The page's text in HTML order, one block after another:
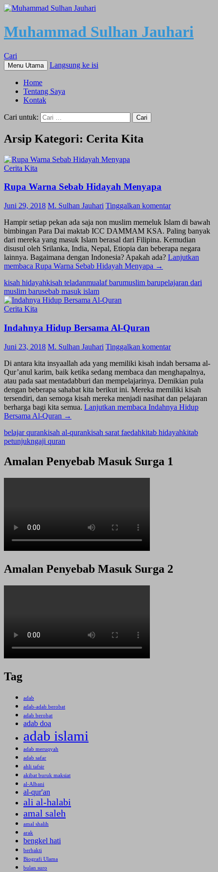
Muhammad Sulhan Jauhari
Cari
Menu Utama Langsung ke isi
Home
Tentang Saya
Kontak
Cari untuk:
Arsip Kategori: Cerita Kita
Cerita Kita
Rupa Warna Sebab Hidayah Menyapa
Juni 29, 2018 M. Sulhan Jauhari Tinggalkan komentar
Hampir setiap pekan ada saja non muslim memeluk Islam di bawah
bimbingan Para Dai maktab ICC DAMMAM KSA. Paling banyak
dari mereka yang masuk Islam berasal dari Filipina. Kemudian
disusul oleh Srilanka, India, Nepal, Etiopia dan beberapa negara
lainnya. Bagaimana dengan Indonesia? Apakah ada? Lanjutkan
membaca Rupa Warna Sebab Hidayah Menyapa →
kisah hidayahkisah teladanmualaf barumuslim barupelajaran dari
muslim barusebab masuk islam
Cerita Kita
Indahnya Hidup Bersama Al-Quran
Juni 23, 2018 M. Sulhan Jauhari Tinggalkan komentar
Di antara kita insyaallah ada yang memiliki kisah indah bersama al-
Qur’anul karim, baik ketika sedang membaca dan menghapalnya,
atau pada saat mentadabburi dan mempelajarinya. Demikian pula
dengan beberapa sahabat kita berikut ini. Mereka memiliki kisah
tersendiri, dan semoga kisah mereka menjadi nasihat dan pelajaran
berharga bagi kita semua. Lanjutkan membaca Indahnya Hidup
Bersama Al-Quran →
belajar qurankisah al-qurankisah sarat faedahkitab hidayahkitab
petunjukngaji quran
Amalan Penyebab Masuk Surga 1
Amalan Penyebab Masuk Surga 2
Tag
adab
adab-adab berobat
adab berobat
adab doa
adab islami
adab meruqyah
adab safar
ahli tafsir
akibat buruk maksiat
al-Albani
al-qur'an
ali al-halabi
amal saleh
amal shalih
arak
bengkel hati
berbakti
Biografi Ulama
bulan suro